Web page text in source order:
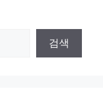
검색